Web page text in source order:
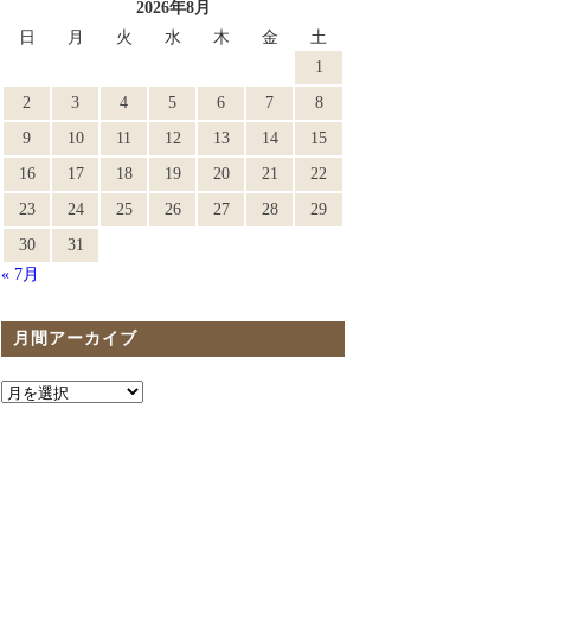
2026年8月
日
月 火 水 木 金
土
1
2
3 4 5 6 7
8
9
10 11 12 13 14
15
16
17 18 19 20 21
22
23
24 25 26 27 28
29
30
31
« 7月
月間アーカイブ